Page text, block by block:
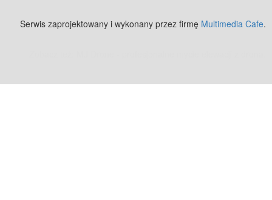
Serwis zaprojektowany i wykonany przez firmę Multimedia Cafe.